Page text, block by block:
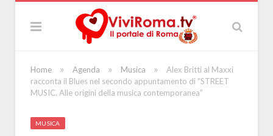
Home » Agenda » Musica »
Alex Britti al Maxxi
racconta il Blues nel secondo appuntamento di “STREET
MUSIC. Alle origini della musica contemporanea”
MUSICA